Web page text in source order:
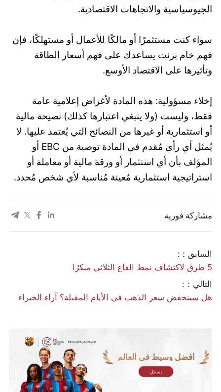
الجيوسياسية والاتجاهات الاقتصادية.
سواء كنت مستثمرًا أو مالكًا للأعمال أو مستهلكًا، فإن
فهم خام برنت يساعدك على فهم أسعار الطاقة
وتأثيرها على الاقتصاد الأوسع.
إخلاء مسؤولية: هذه المادة لأغراض إعلامية عامة
فقط، وليست (ولا ينبغي اعتبارها كذلك) نصيحة مالية
أو استثمارية أو غيرها من النصائح التي يُعتمد عليها. لا
يُمثل أي رأي مُقدم في المادة توصية من EBC أو
المؤلف بأن أي استثمار أو ورقة مالية أو معاملة أو
استراتيجية استثمارية مُعينة مُناسبة لأي شخص مُحدد.
مشاركة فورية
السابق：:
5 طرق لاكتشاف نمط القاع الثلاثي مبكرًا
التالي：:
هل سينخفض سعر الذهب في الأيام المقبلة؟ آراء الخبراء
أفضل وسيط في العالم
يسجل